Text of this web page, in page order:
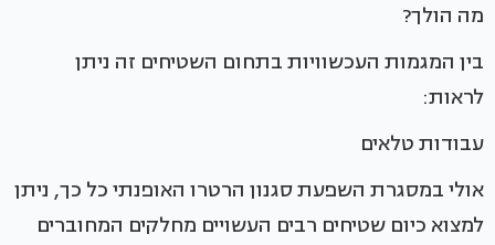
מה הולך?
בין המגמות העכשוויות בתחום השטיחים זה ניתן
לראות:
עבודות טלאים
אולי במסגרת השפעת סגנון הרטרו האופנתי כל כך, ניתן
למצוא כיום שטיחים רבים העשויים מחלקים המחוברים